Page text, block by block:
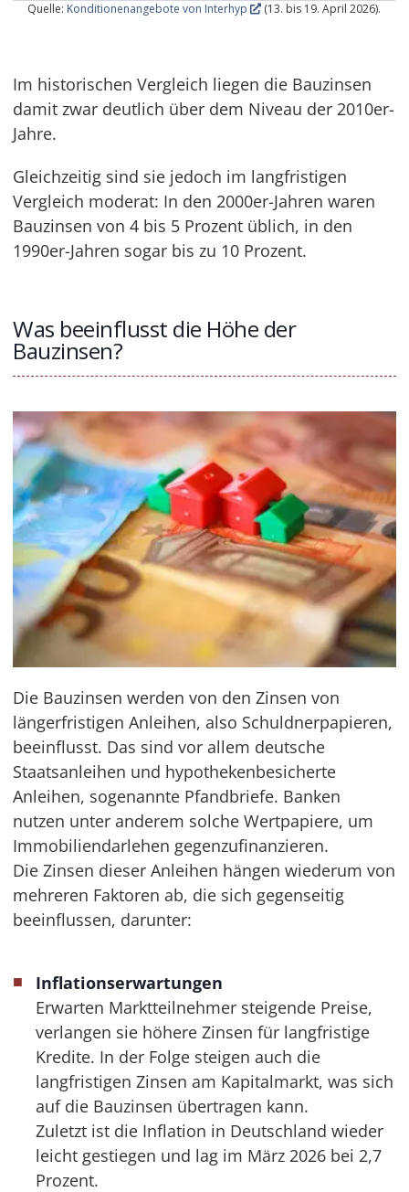
Quelle: Konditionenangebote von Interhyp (13. bis 19. April 2026).
Im historischen Vergleich liegen die Bauzinsen
damit zwar deutlich über dem Niveau der 2010er-
Jahre.
Gleichzeitig sind sie jedoch im langfristigen
Vergleich moderat: In den 2000er-Jahren waren
Bauzinsen von 4 bis 5 Prozent üblich, in den
1990er-Jahren sogar bis zu 10 Prozent.
Was beeinflusst die Höhe der
Bauzinsen?
Die Bauzinsen werden von den Zinsen von
längerfristigen Anleihen, also Schuldnerpapieren,
beeinflusst. Das sind vor allem deutsche
Staatsanleihen und hypothekenbesicherte
Anleihen, sogenannte Pfandbriefe. Banken
nutzen unter anderem solche Wertpapiere, um
Immobiliendarlehen gegenzufinanzieren.
Die Zinsen dieser Anleihen hängen wiederum von
mehreren Faktoren ab, die sich gegenseitig
beeinflussen, darunter:
Inflationserwartungen
Erwarten Marktteilnehmer steigende Preise,
verlangen sie höhere Zinsen für langfristige
Kredite. In der Folge steigen auch die
langfristigen Zinsen am Kapitalmarkt, was sich
auf die Bauzinsen übertragen kann.
Zuletzt ist die Inflation in Deutschland wieder
leicht gestiegen und lag im März 2026 bei 2,7
Prozent.